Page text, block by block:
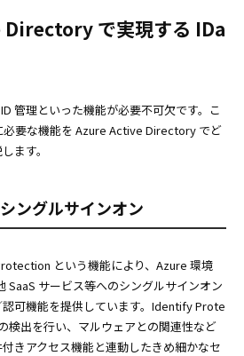
で実現する IDa
管理といった機能が必要不可欠です。こ
必要な機能を Azure Active Directory でど
ます。
ングルサインオン
という機能により、Azure 環境
SaaS サービス等へのシングルサインオン
可機能を提供しています。Identify Prote
検出を行い、マルウェアとの関連性など
きアクセス機能と連動したきめ細かなセ